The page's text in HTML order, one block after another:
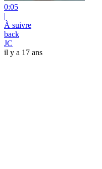
0:05
|
À suivre
back
JC
il y a 17 ans